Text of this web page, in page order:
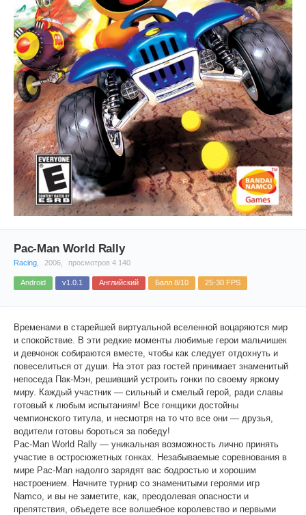
Pac-Man World Rally
Racing 2006, просмотров 4 140
Android v1.0.1 Английский Балл 8/10 25-30 FPS
Временами в старейшей виртуальной вселенной воцаряются мир
и спокойствие. В эти редкие моменты любимые герои мальчишек
и девчонок собираются вместе, чтобы как следует отдохнуть и
повеселиться от души. На этот раз гостей принимает знаменитый
непоседа Пак-Мэн, решивший устроить гонки по своему яркому
миру. Каждый участник — сильный и смелый герой, ради славы
готовый к любым испытаниям! Все гонщики достойны
чемпионского титула, и несмотря на то что все они — друзья,
водители готовы бороться за победу!
Pac-Man World Rally — уникальная возможность лично принять
участие в остросюжетных гонках. Незабываемые соревнования в
мире Pac-Man надолго зарядят вас бодростью и хорошим
настроением. Начните турнир со знаменитыми героями игр
Namco, и вы не заметите, как, преодолевая опасности и
препятствия, объедете все волшебное королевство и первыми